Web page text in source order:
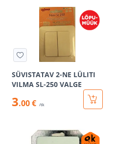
SÜVISTATAV 2-NE LÜLITI
VILMA SL-250 VALGE
3.00 € /tk